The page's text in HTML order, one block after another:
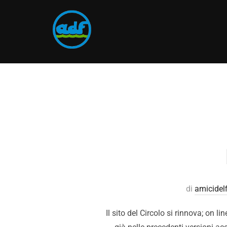
di
Il sito del Circolo si rinnova; on